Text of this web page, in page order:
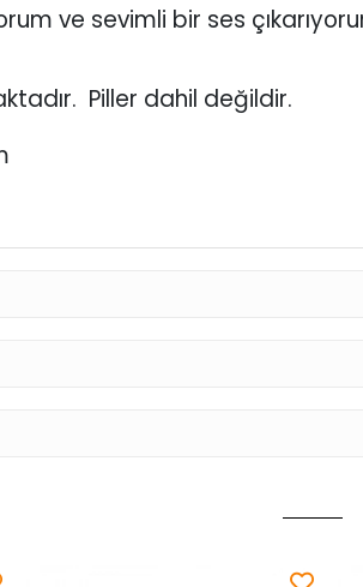
ve sevimli bir ses
Piller dahil değildir.